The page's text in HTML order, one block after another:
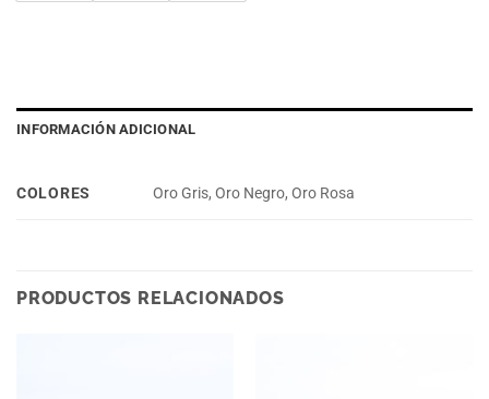
INFORMACIÓN ADICIONAL
COLORES Oro Gris, Oro Negro, Oro Rosa
PRODUCTOS RELACIONADOS